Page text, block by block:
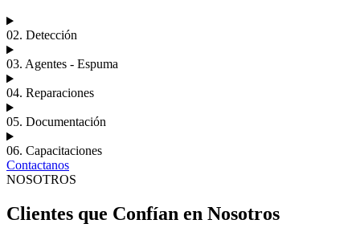
02. Detección
03. Agentes - Espuma
04. Reparaciones
05. Documentación
06. Capacitaciones
Contactanos
NOSOTROS
Clientes que Confían en Nosotros